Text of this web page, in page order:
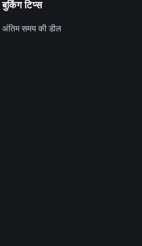
बुकिंग टिप्स
अंतिम समय की डील